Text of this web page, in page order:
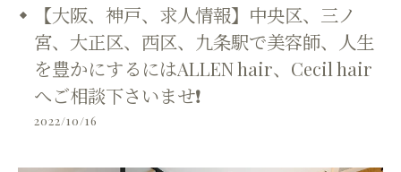
【大阪、神戸、求人情報】中央区、三ノ
宮、大正区、西区、九条駅で美容師、人生
を豊かにするにはALLEN hair、Cecil hair
へご相談下さいませ❗
2022/10/16